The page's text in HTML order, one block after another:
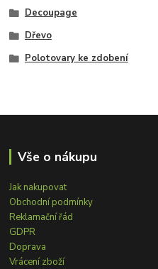
Decoupage
Dřevo
Polotovary ke zdobení
Vše o nákupu
Jak nakupovat
Obchodní podmínky
Reklamační řád
GDPR
Doprava
Vrácení zboží